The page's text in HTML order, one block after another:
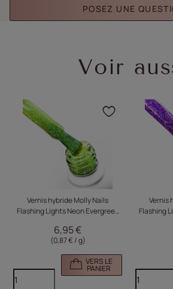
POSEZ UNE
Voir
Vernis hybride Molly Nails
Flashing Lights Neon Evergreen
6,95 €
(0,87 € / g)
VERS LE
PANIER
Cliquez
Vernis
Flashing